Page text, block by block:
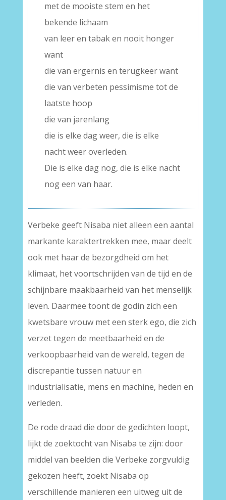
met de mooiste stem en het
bekende lichaam
van leer en tabak en nooit honger
want
die van ergernis en terugkeer want
die van verbeten pessimisme tot de
laatste hoop
die van jarenlang
die is elke dag weer, die is elke
nacht weer overleden.
Die is elke dag nog, die is elke nacht
nog een van haar.
Verbeke geeft Nisaba niet alleen een aantal
markante karaktertrekken mee, maar deelt
ook met haar de bezorgdheid om het
klimaat, het voortschrijden van de tijd en de
schijnbare maakbaarheid van het menselijk
leven. Daarmee toont de godin zich een
kwetsbare vrouw met een sterk ego, die zich
verzet tegen de meetbaarheid en de
verkoopbaarheid van de wereld, tegen de
discrepantie tussen natuur en
industrialisatie, mens en machine, heden en
verleden.
De rode draad die door de gedichten loopt,
lijkt de zoektocht van Nisaba te zijn: door
middel van beelden die Verbeke zorgvuldig
gekozen heeft, zoekt Nisaba op
verschillende manieren een uitweg uit de